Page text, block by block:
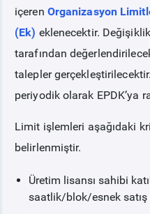
içeren Organizasyon
(Ek) eklenecektir.
tarafından
talepler
periyodik olarak EPDK’ya
Limit işlemleri aşağıdaki
belirlenmiştir.
Üretim lisansı sahibi
saatlik/blok/esnek satış